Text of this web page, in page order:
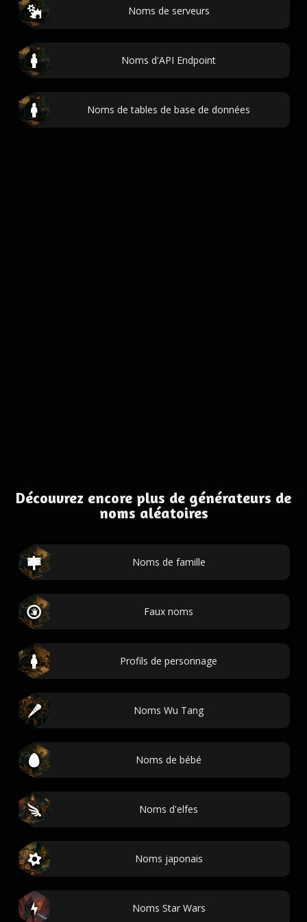
Noms de serveurs
Noms d'API Endpoint
Noms de tables de base de données
Découvrez encore plus de générateurs de
noms aléatoires
Noms de famille
Faux noms
Profils de personnage
Noms Wu Tang
Noms de bébé
Noms d'elfes
Noms japonais
Noms Star Wars